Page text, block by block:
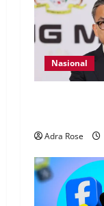
Nasional
Adra Rose